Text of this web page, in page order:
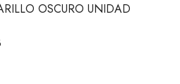
OSCURO UNIDAD